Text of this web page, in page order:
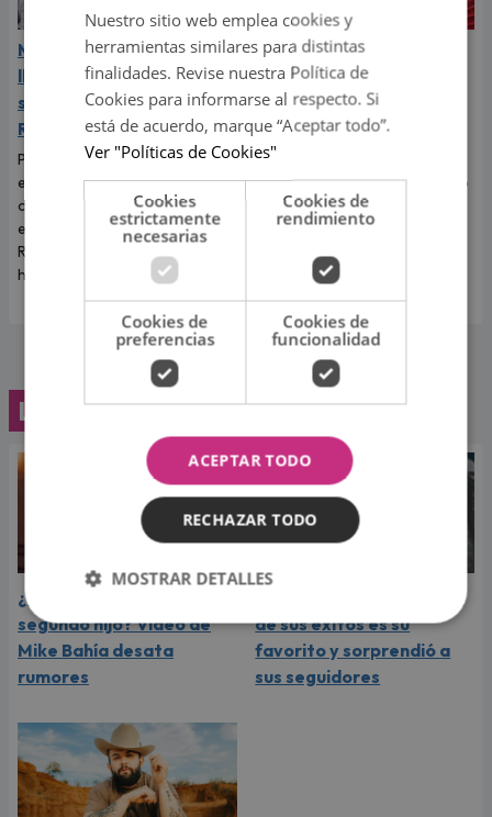
Mario Hart confesó que
lloró a escondidas tras
separarse de Korina
Rivadeneira
Por primera vez, el
exintegrante de Combate
contó cómo realmente afrontó
el fin de su relación con Korina
Rivadeneira, madre de sus dos
hijos.
‘Esto es guerra’: Kevin
Díaz protagonizó fuerte
accidente al caer de 8
metros de altura
El incidente que preocupó a
todos los televidentes de 'Esto
es guerra' ocurrió en pleno
programa en vivo.
Lo último
¿Greeicy espera a su
segundo hijo? Video de
Mike Bahía desata
rumores
de sus éxitos es su
favorito y sorprendió a
sus seguidores
Nuestro sitio web emplea cookies y
herramientas similares para distintas
finalidades. Revise nuestra Política de
Cookies para informarse al respecto. Si
está de acuerdo, marque “Aceptar todo”.
Ver "Políticas de Cookies"
Cookies
estrictamente
necesarias
Cookies de
rendimiento
Cookies de
preferencias
Cookies de
funcionalidad
ACEPTAR TODO
RECHAZAR TODO
MOSTRAR DETALLES